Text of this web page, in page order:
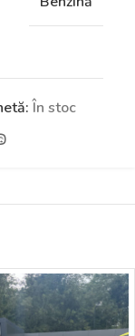
În stoc